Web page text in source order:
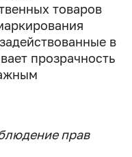
товаров
в
прозрачность
прав